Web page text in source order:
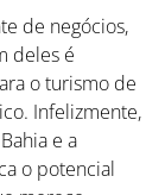
de negócios,
deles é
o turismo de
Infelizmente,
e a
o potencial